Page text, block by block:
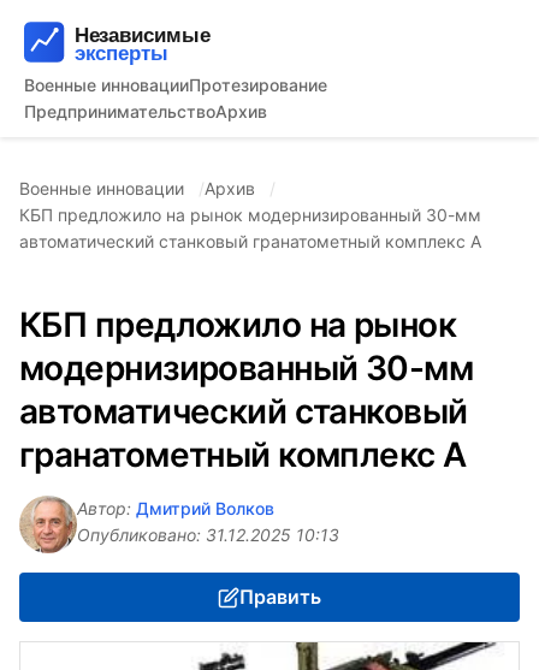
Военные инновацииПротезирование
ПредпринимательствоАрхив
Военные инновации
Архив
КБП предложило на рынок модернизированный 30-мм
автоматический станковый гранатометный комплекс А
КБП предложило на рынок
модернизированный 30-мм
автоматический станковый
гранатометный комплекс А
Автор: Дмитрий Волков
Опубликовано: 31.12.2025 10:13
Править